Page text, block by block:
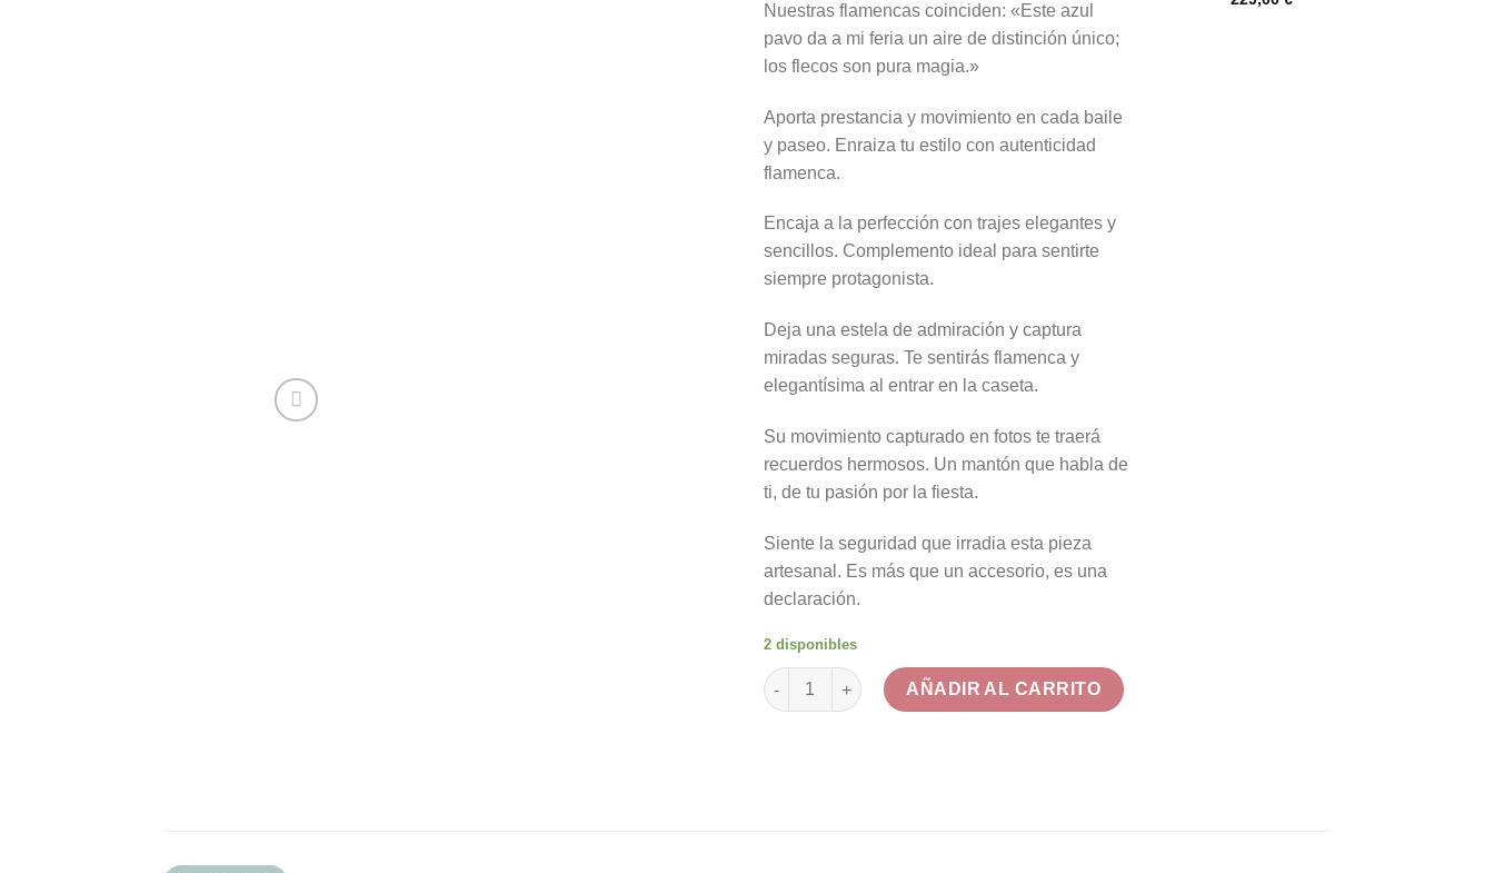
original
era:
199,00 €.
actual
es:
Nuestras flamencas coinciden: «Este azul
pavo da a mi feria un aire de distinción único;
los flecos son pura magia.»
Aporta prestancia y movimiento en cada baile
y paseo. Enraiza tu estilo con autenticidad
flamenca.
Encaja a la perfección con trajes elegantes y
sencillos. Complemento ideal para sentirte
siempre protagonista.
Deja una estela de admiración y captura
miradas seguras. Te sentirás flamenca y
elegantísima al entrar en la caseta.
Su movimiento capturado en fotos te traerá
recuerdos hermosos. Un mantón que habla de
ti, de tu pasión por la fiesta.
Siente la seguridad que irradia esta pieza
artesanal. Es más que un accesorio, es una
declaración.
2 disponibles
Mantón Edición Premium Sevilla. Azul Pavo. Flecos Artesanales (75×75) cantidad
AÑADIR AL CARRITO